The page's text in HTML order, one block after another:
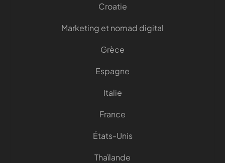
Croatie
Marketing et nomad digital
Grèce
Espagne
Italie
France
États-Unis
Thaïlande